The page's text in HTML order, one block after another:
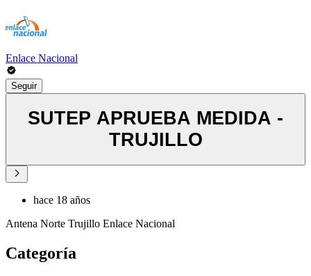
Enlace Nacional
Seguir
SUTEP APRUEBA MEDIDA -
TRUJILLO
hace 18 años
Antena Norte Trujillo Enlace Nacional
Categoría